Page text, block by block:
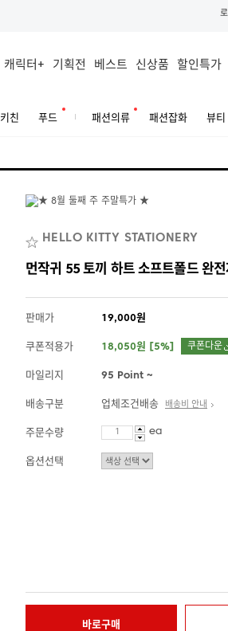
캐릭터+ 기획전 베스트 신상품 할인특가
키친 푸드 패션의류 패션잡화 뷰티
HELLO KITTY STATIONERY
먼작귀 55 토끼 하트 소프트폴드 완
판매가 19,000원
쿠폰적용가 18,050원 [5%] 쿠폰다운
마일리지 95 Point ~
배송구분 업체조건배송 배송비 안내
주문수량 ea
옵션선택
바로구매